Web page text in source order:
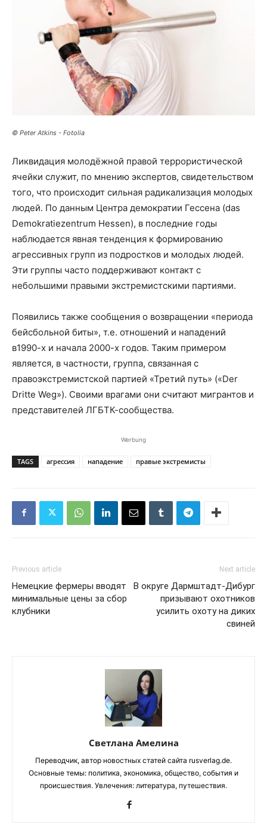
© Peter Atkins - Fotolia
Ликвидация молодёжной правой террористической
ячейки служит, по мнению экспертов, свидетельством
того, что происходит сильная радикализация молодых
людей. По данным Центра демократии Гессена (das
Demokratiezentrum Hessen), в последние годы
наблюдается явная тенденция к формированию
агрессивных групп из подростков и молодых людей.
Эти группы часто поддерживают контакт с
небольшими правыми экстремистскими партиями.
Появились также сообщения о возвращении «периода
бейсбольной биты», т.е. отношений и нападений
в1990-х и начала 2000-х годов. Таким примером
является, в частности, группа, связанная с
правоэкстремистской партией «Третий путь» («Der
Dritte Weg»). Своими врагами они считают мигрантов и
представителей ЛГБТК-сообщества.
Werbung
TAGS агрессия нападение правые экстремисты
Previous article
Немецкие фермеры вводят
минимальные цены за сбор
клубники
Next article
В округе Дармштадт-Дибург
призывают охотников
усилить охоту на диких
свиней
Светлана Амелина
Переводчик, автор новостных статей сайта rusverlag.de.
Основные темы: политика, экономика, общество, события и
происшествия. Увлечения: литература, путешествия.